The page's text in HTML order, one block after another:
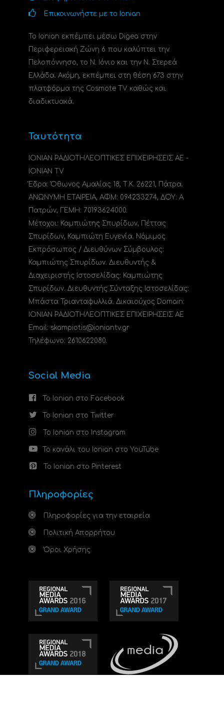
Επικοινωνήστε με το Ionian
Το Ionian εκπέμπει μέσω Digea στην
Περιφερειακή Ζώνη 6 που καλύπτει την
Πελοπόννησο, το N. Ιόνιο και την Ν. Στερεά
Ελλάδα. Ακόμη, εκπέμπει στη θέση 673 στην
πλατφόρμα της Cosmote TV καθώς και
διαδικτυακά.
Ταυτότητα
ΙΟΝΙΑΝ ΡΑΔΙΟΤΗΛΕΟΠΤΙΚΕΣ ΕΠΙΧΕΙΡΗΣΕΙΣ ΑΕ -
IONIAN TV
Έδρα: Όθωνος Αμαλίας 18, Τ.Κ. 26221, Πάτρα.
ΑΝΩΝΥΜΗ ΕΤΑΙΡΕΙΑ, ΑΦΜ: 094233274, ΔΟΥ: A
Πατρών, ΓΕΜΗ: 70193624000.
Μέτοχοι: Καμπιώτης Σπυρίδων, Πέττας
Σπυρίδων, Καμπιώτη Ευγενία. Νόμιμος
Εκπρόσωπος / Διευθύνων Σύμβουλος:
Καμπιώτης Σπυρίδων. Διευθυντής &
Διαχειριστής Ιστοσελίδας: Καμπιώτης
Σπυρίδων. Διευθυντής Σύνταξης Ιστοσελίδας:
Μπάστα Τριανταφυλλιά. Δικαιούχος Domain:
ΙΟΝΙΑΝ ΡΑΔΙΟΤΗΛΕΟΠΤΙΚΕΣ ΕΠΙΧΕΙΡΗΣΕΙΣ ΑΕ
Email: skampiotis@ioniantv.gr
Τηλέφωνο: 2610622080.
Social Media
Το Ionian στο Facebook
Το Ionian στο Twitter
Το Ionian στο Instagram
Το κανάλι του Ionian στο YouTube
Το Ionian στο Pinterest
Πληροφορίες
Πληροφορίες για την εταιρεία
Πολιτική Απορρήτου
Όροι Χρήσης